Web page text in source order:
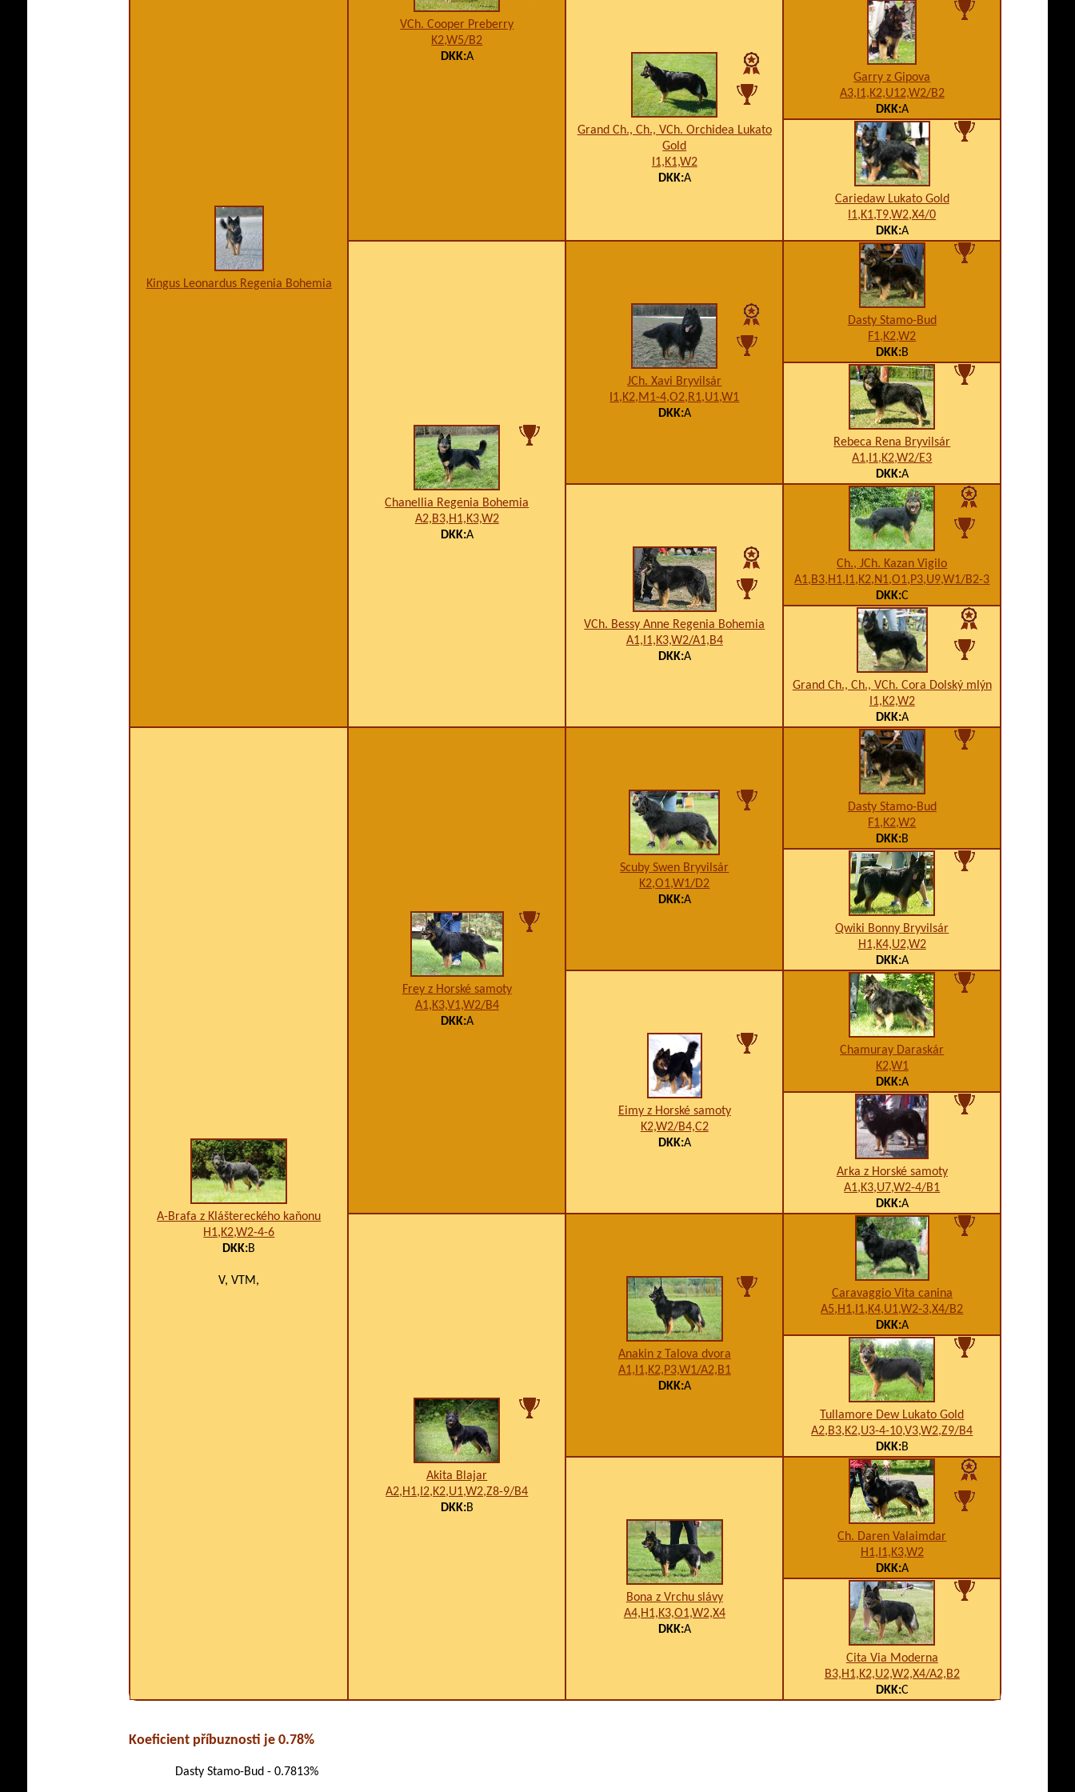
Kingus Leonardus Regenia Bohemia
VCh. Cooper Preberry
K2,W5/B2
DKK:A
Grand Ch., Ch., VCh. Orchidea Lukato
Gold
I1,K1,W2
DKK:A
Garry z Gipova
A3,I1,K2,U12,W2/B2
DKK:A
Cariedaw Lukato Gold
I1,K1,T9,W2,X4/0
DKK:A
Chanellia Regenia Bohemia
A2,B3,H1,K3,W2
DKK:A
JCh. Xavi Bryvilsár
I1,K2,M1-4,O2,R1,U1,W1
DKK:A
Dasty Stamo-Bud
F1,K2,W2
DKK:B
Rebeca Rena Bryvilsár
A1,I1,K2,W2/E3
DKK:A
VCh. Bessy Anne Regenia Bohemia
A1,I1,K3,W2/A1,B4
DKK:A
Ch., JCh. Kazan Vigilo
A1,B3,H1,I1,K2,N1,O1,P3,U9,W1/B2-3
DKK:C
Grand Ch., Ch., VCh. Cora Dolský mlýn
I1,K2,W2
DKK:A
A-Brafa z Kláštereckého kaňonu
H1,K2,W2-4-6
DKK:B
V, VTM,
Frey z Horské samoty
A1,K3,V1,W2/B4
DKK:A
Scuby Swen Bryvilsár
K2,O1,W1/D2
DKK:A
Dasty Stamo-Bud
F1,K2,W2
DKK:B
Qwiki Bonny Bryvilsár
H1,K4,U2,W2
DKK:A
Eimy z Horské samoty
K2,W2/B4,C2
DKK:A
Chamuray Daraskár
K2,W1
DKK:A
Arka z Horské samoty
A1,K3,U7,W2-4/B1
DKK:A
Akita Blajar
A2,H1,I2,K2,U1,W2,Z8-9/B4
DKK:B
Anakin z Talova dvora
A1,I1,K2,P3,W1/A2,B1
DKK:A
Caravaggio Vita canina
A5,H1,I1,K4,U1,W2-3,X4/B2
DKK:A
Tullamore Dew Lukato Gold
A2,B3,K2,U3-4-10,V3,W2,Z9/B4
DKK:B
Bona z Vrchu slávy
A4,H1,K3,O1,W2,X4
DKK:A
Ch. Daren Valaimdar
H1,I1,K3,W2
DKK:A
Cita Via Moderna
B3,H1,K2,U2,W2,X4/A2,B2
DKK:C
Koeficient příbuznosti je 0.78%
Dasty Stamo-Bud - 0.7813%